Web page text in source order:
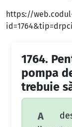
https://
1764.
pompa
trebuie
A